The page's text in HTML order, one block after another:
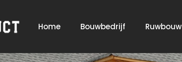
Home Bouwbedrijf Ruwbouw